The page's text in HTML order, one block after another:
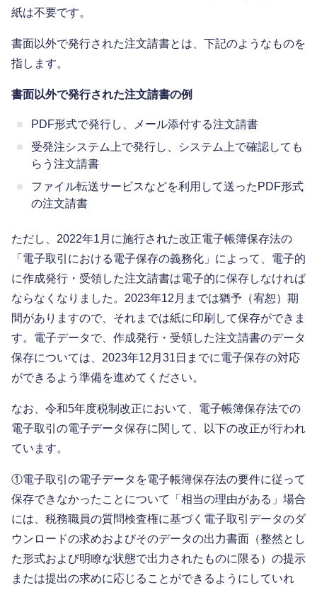
紙は不要です。
書面以外で発行された注文請書とは、下記のようなものを
指します。
書面以外で発行された注文請書の例
PDF形式で発行し、メール添付する注文請書
受発注システム上で発行し、システム上で確認しても
らう注文請書
ファイル転送サービスなどを利用して送ったPDF形式
の注文請書
ただし、2022年1月に施行された改正電子帳簿保存法の
「電子取引における電子保存の義務化」によって、電子的
に作成発行・受領した注文請書は電子的に保存しなければ
ならなくなりました。2023年12月までは猶予（宥恕）期
間がありますので、それまでは紙に印刷して保存ができま
す。電子データで、作成発行・受領した注文請書のデータ
保存については、2023年12月31日までに電子保存の対応
ができるよう準備を進めてください。
なお、令和5年度税制改正において、電子帳簿保存法での
電子取引の電子データ保存に関して、以下の改正が行われ
ています。
①電子取引の電子データを電子帳簿保存法の要件に従って
保存できなかったことについて「相当の理由がある」場合
には、税務職員の質問検査権に基づく電子取引データのダ
ウンロードの求めおよびそのデータの出力書面（整然とし
た形式および明瞭な状態で出力されたものに限る）の提示
または提出の求めに応じることができるようにしていれ